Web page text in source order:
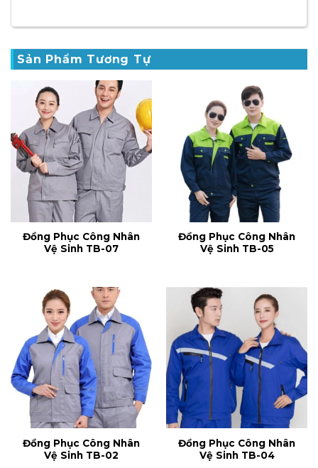
Sản Phẩm Tương Tự
Đồng Phục Công Nhân
Vệ Sinh TB-07
Đồng Phục Công Nhân
Vệ Sinh TB-05
Đồng Phục Công Nhân
Vệ Sinh TB-02
Đồng Phục Công Nhân
Vệ Sinh TB-04